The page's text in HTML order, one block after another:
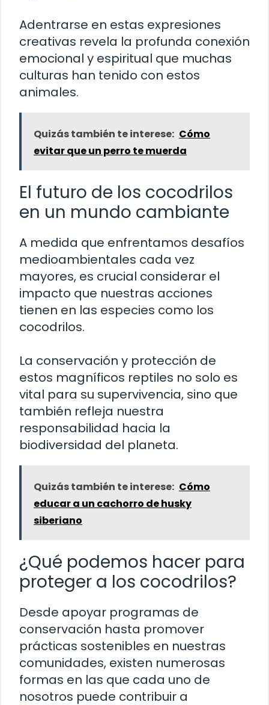
Adentrarse en estas expresiones
creativas revela la profunda conexión
emocional y espiritual que muchas
culturas han tenido con estos
animales.
Quizás también te interese: Cómo
evitar que un perro te muerda
El futuro de los cocodrilos
en un mundo cambiante
A medida que enfrentamos desafíos
medioambientales cada vez
mayores, es crucial considerar el
impacto que nuestras acciones
tienen en las especies como los
cocodrilos.
La conservación y protección de
estos magníficos reptiles no solo es
vital para su supervivencia, sino que
también refleja nuestra
responsabilidad hacia la
biodiversidad del planeta.
Quizás también te interese: Cómo
educar a un cachorro de husky
siberiano
¿Qué podemos hacer para
proteger a los cocodrilos?
Desde apoyar programas de
conservación hasta promover
prácticas sostenibles en nuestras
comunidades, existen numerosas
formas en las que cada uno de
nosotros puede contribuir a